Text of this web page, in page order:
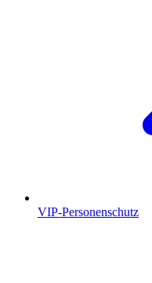
VIP-Personenschutz